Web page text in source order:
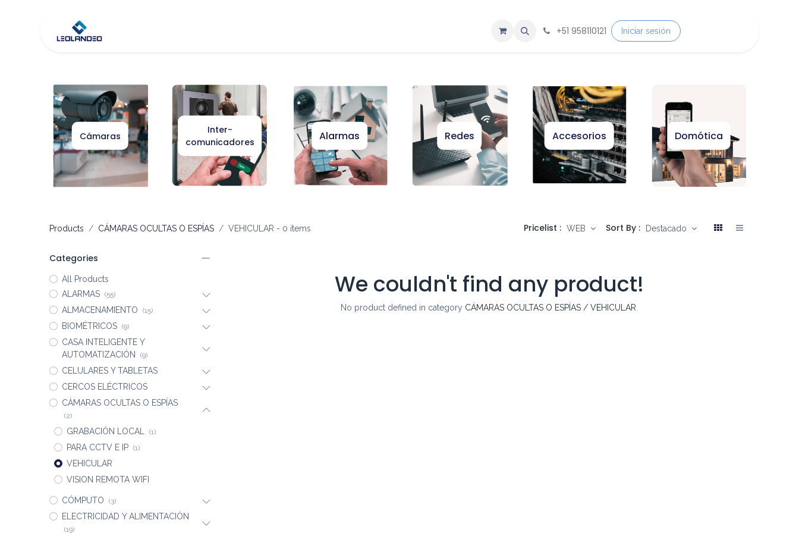
+51 958110121 Iniciar sesión
Cámaras
Inter-
comunicadores
Alarmas Redes Accesorios Domótica
Products CÁMARAS OCULTAS O ESPÍAS VEHICULAR - 0 items Pricelist : WEB Sort By : Destacado
Categories
All Products
ALARMAS
(55)
ALMACENAMIENTO (15)
BIOMÉTRICOS (9)
CASA INTELIGENTE Y
AUTOMATIZACIÓN
(9)
CELULARES Y TABLETAS
CERCOS ELÉCTRICOS
CÁMARAS OCULTAS O ESPÍAS
(2)
GRABACIÓN LOCAL (1)
PARA CCTV E IP (1)
VEHICULAR
VISION REMOTA WIFI
CÓMPUTO (3)
ELECTRICIDAD Y ALIMENTACIÓN
(19)
We couldn't find any product!
No product defined in category CÁMARAS OCULTAS O ESPÍAS / VEHICULAR